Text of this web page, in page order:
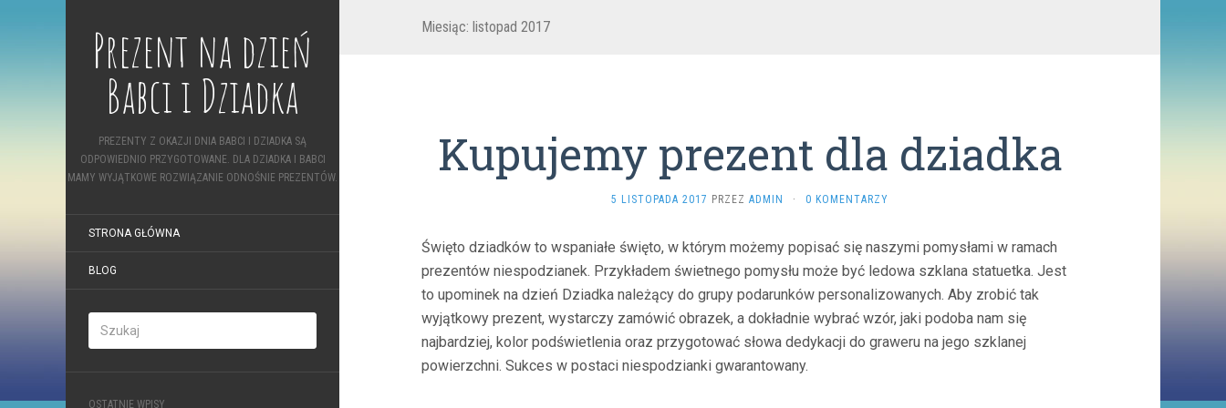
Prezent na dzień
Babci i Dziadka
PREZENTY Z OKAZJI DNIA BABCI I DZIADKA SĄ
ODPOWIEDNIO PRZYGOTOWANE. DLA DZIADKA I BABCI
MAMY WYJĄTKOWE ROZWIĄZANIE ODNOŚNIE PREZENTÓW.
STRONA GŁÓWNA
BLOG
OSTATNIE WPISY
Miesiąc: listopad 2017
Kupujemy prezent dla dziadka
5 LISTOPADA 2017 PRZEZ ADMIN · 0 KOMENTARZY
Święto dziadków to wspaniałe święto, w którym możemy popisać się naszymi pomysłami w ramach
prezentów niespodzianek. Przykładem świetnego pomysłu może być ledowa szklana statuetka. Jest
to upominek na dzień Dziadka należący do grupy podarunków personalizowanych. Aby zrobić tak
wyjątkowy prezent, wystarczy zamówić obrazek, a dokładnie wybrać wzór, jaki podoba nam się
najbardziej, kolor podświetlenia oraz przygotować słowa dedykacji do graweru na jego szklanej
powierzchni. Sukces w postaci niespodzianki gwarantowany.